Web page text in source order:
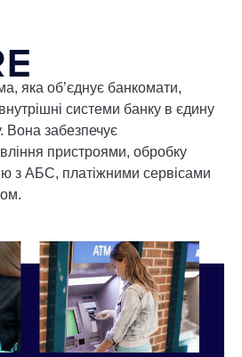
яка об’єднує банкомати,
системи банку в єдину
Вона забезпечує
пристроями, обробку
з АБС, платіжними сервісами